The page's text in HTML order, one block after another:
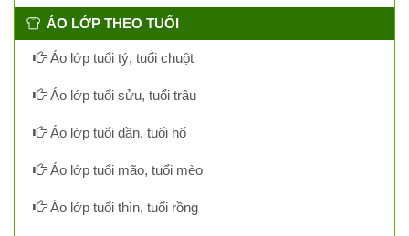
ÁO LỚP THEO TUỔI
Áo lớp tuổi tý, tuổi chuột
Áo lớp tuổi sửu, tuổi trâu
Áo lớp tuổi dần, tuổi hổ
Áo lớp tuổi mão, tuổi mèo
Áo lớp tuổi thìn, tuổi rồng